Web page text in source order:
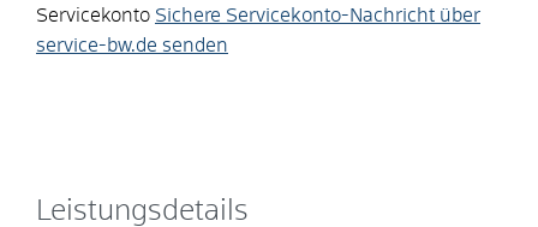
Servicekonto Sichere Servicekonto-Nachricht über
service-bw.de senden
Leistungsdetails